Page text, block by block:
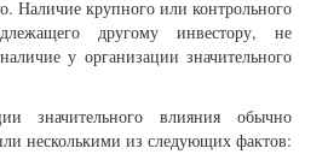
Наличие крупного или контрольного
другому инвестору, не
у организации значительного
значительного влияния обычно
несколькими из следующих фактов: